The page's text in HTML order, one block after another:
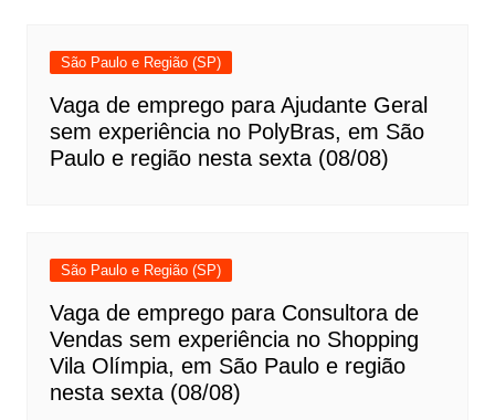
São Paulo e Região (SP)
Vaga de emprego para Ajudante Geral
sem experiência no PolyBras, em São
Paulo e região nesta sexta (08/08)
São Paulo e Região (SP)
Vaga de emprego para Consultora de
Vendas sem experiência no Shopping
Vila Olímpia, em São Paulo e região
nesta sexta (08/08)